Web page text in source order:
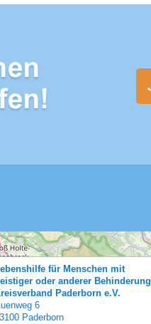
für Menschen mit
oder anderer Behinderung
Paderborn e.V.
6
Paderborn